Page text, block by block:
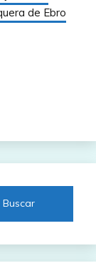
de Ebro